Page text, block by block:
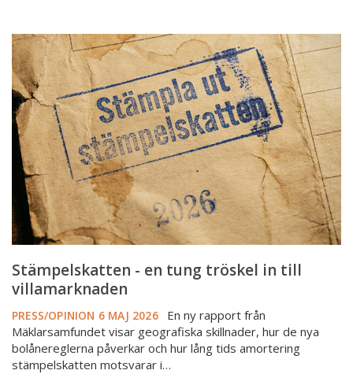
Stämpelskatten
en
tung
tröskel
villamarknaden
Stämpelskatten - en tung tröskel in till
villamarknaden
PRESS/OPINION 6 MAJ 2026
En ny rapport från
Mäklarsamfundet visar geografiska skillnader, hur de nya
bolånereglerna påverkar och hur lång tids amortering
stämpelskatten motsvarar i…